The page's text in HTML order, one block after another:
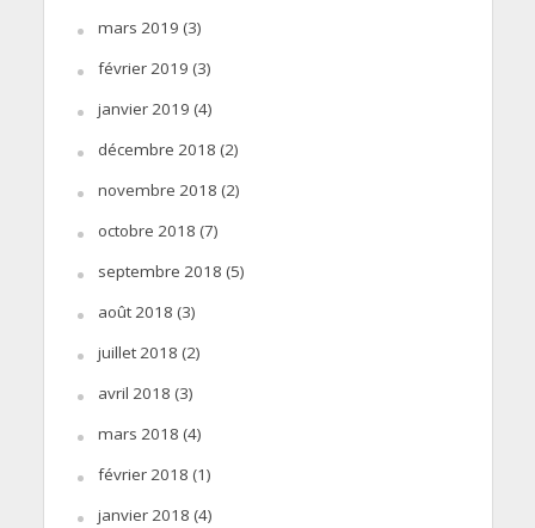
mars 2019 (3)
février 2019 (3)
janvier 2019 (4)
décembre 2018 (2)
novembre 2018 (2)
octobre 2018 (7)
septembre 2018 (5)
août 2018 (3)
juillet 2018 (2)
avril 2018 (3)
mars 2018 (4)
février 2018 (1)
janvier 2018 (4)